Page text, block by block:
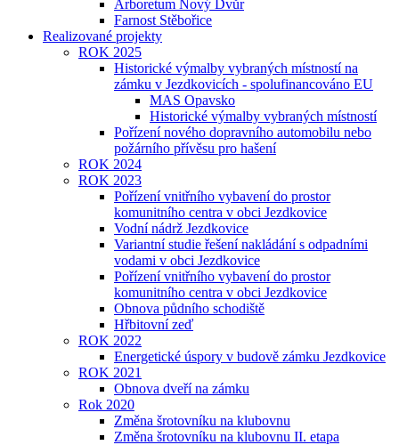
Arboretum Nový Dvůr
Farnost Stěbořice
Realizované projekty
ROK 2025
Historické výmalby vybraných místností na
zámku v Jezdkovicích - spolufinancováno EU
MAS Opavsko
Historické výmalby vybraných místností
Pořízení nového dopravního automobilu nebo
požárního přívěsu pro hašení
ROK 2024
ROK 2023
Pořízení vnitřního vybavení do prostor
komunitního centra v obci Jezdkovice
Vodní nádrž Jezdkovice
Variantní studie řešení nakládání s odpadními
vodami v obci Jezdkovice
Pořízení vnitřního vybavení do prostor
komunitního centra v obci Jezdkovice
Obnova půdního schodiště
Hřbitovní zeď
ROK 2022
Energetické úspory v budově zámku Jezdkovice
ROK 2021
Obnova dveří na zámku
Rok 2020
Změna šrotovníku na klubovnu
Změna šrotovníku na klubovnu II. etapa